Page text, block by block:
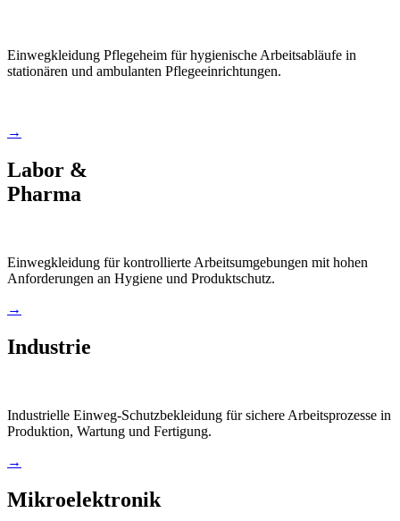
Einwegkleidung Pflegeheim für hygienische Arbeitsabläufe in
stationären und ambulanten Pflegeeinrichtungen.
→
Labor &
Pharma
Einwegkleidung für kontrollierte Arbeitsumgebungen mit hohen
Anforderungen an Hygiene und Produktschutz.
→
Industrie
Industrielle Einweg-Schutzbekleidung für sichere Arbeitsprozesse in
Produktion, Wartung und Fertigung.
→
Mikroelektronik